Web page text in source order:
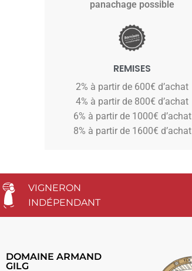
panachage possible
REMISES
2% à partir de 600€ d’achat
4% à partir de 800€ d’achat
6% à partir de 1000€ d’achat
8% à partir de 1600€ d’achat
VIGNERON
INDÉPENDANT
DOMAINE ARMAND
GILG